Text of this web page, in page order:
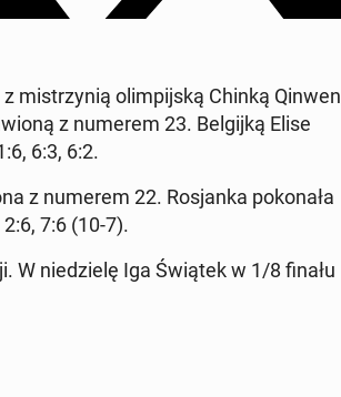
mi­strzy­nią olim­pij­ską Chinką Qinwen
z numerem 23. Bel­gij­ką Elise
6:3, 6:2.
z numerem 22. Ro­sjan­ka po­ko­na­ła
7:6 (10-7).
W nie­dzie­lę Iga Świątek w 1/8 finału